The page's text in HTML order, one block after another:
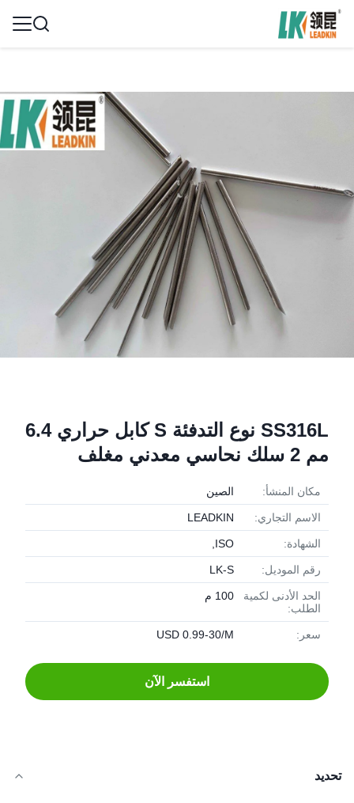
SS316L نوع التدفئة S كابل حراري 6.4
مم 2 سلك نحاسي معدني مغلف
مكان المنشأ: الصين
الاسم التجاري: LEADKIN
الشهادة: ISO,
رقم الموديل: LK-S
الحد الأدنى لكمية
الطلب:
100 م
سعر: USD 0.99-30/M
استفسر الآن
تحديد